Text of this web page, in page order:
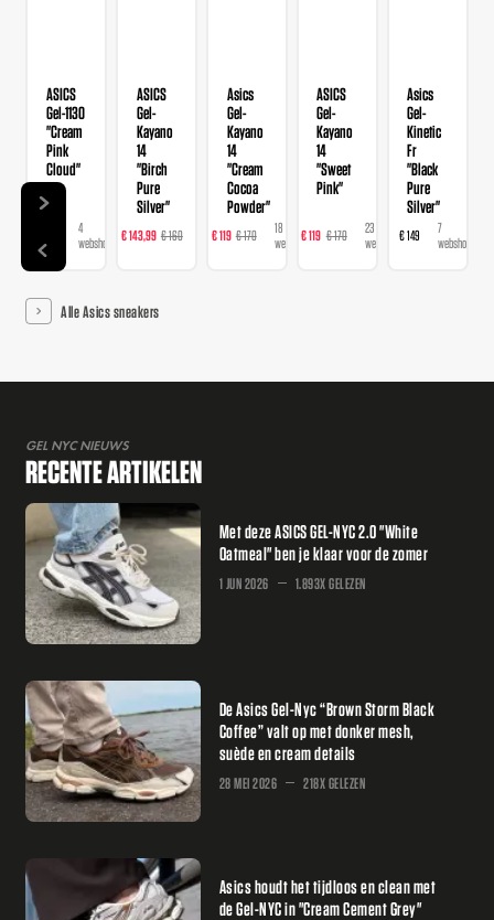
ASICS
Gel-1130
"Cream
Pink
Cloud"
4
webshops
ASICS
Gel-
Kayano
14
"Birch
Pure
Silver"
€ 143,99 € 160
webshops
Asics
Gel-
Kayano
14
"Cream
Cocoa
Powder"
€ 119 € 170
18
webshops
ASICS
Gel-
Kayano
14
"Sweet
Pink"
€ 119 € 170
23
webshops
Asics
Gel-
Kinetic
Fr
"Black
Pure
Silver"
€ 149
7
webshops
Alle Asics sneakers
GEL NYC NIEUWS
RECENTE ARTIKELEN
Met deze ASICS GEL-NYC 2.0 "White
Oatmeal" ben je klaar voor de zomer
1 JUN 2026 1.893X GELEZEN
De Asics Gel-Nyc “Brown Storm Black
Coffee” valt op met donker mesh,
suède en cream details
28 MEI 2026 218X GELEZEN
Asics houdt het tijdloos en clean met
de Gel-NYC in "Cream Cement Grey"